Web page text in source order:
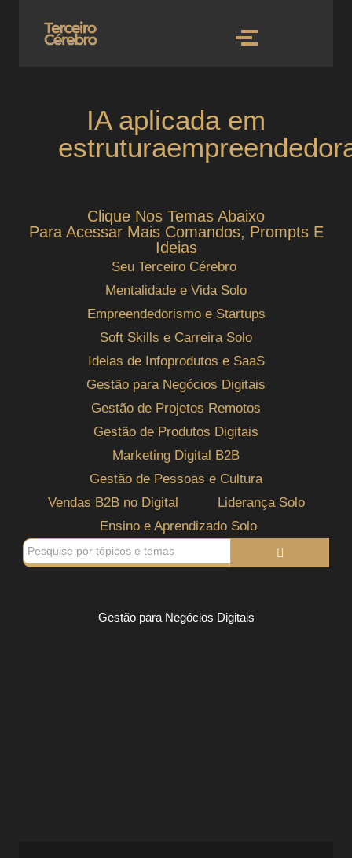
IA aplicada em
Clique Nos Temas Abaixo
Para Acessar Mais Comandos, Prompts E
Ideias
Seu Terceiro Cérebro
Mentalidade e Vida Solo
Empreendedorismo e Startups
Soft Skills e Carreira Solo
Ideias de Infoprodutos e SaaS
Gestão para Negócios Digitais
Gestão de Projetos Remotos
Gestão de Produtos Digitais
Marketing Digital B2B
Gestão de Pessoas e Cultura
Vendas B2B no Digital
Liderança Solo
Ensino e Aprendizado Solo
Gestão para Negócios Digitais